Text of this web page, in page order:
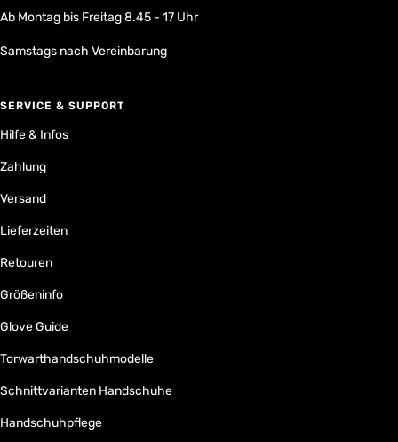
Ab Montag bis Freitag 8.45 - 17 Uhr
Samstags nach Vereinbarung
SERVICE & SUPPORT
Hilfe & Infos
Zahlung
Versand
Lieferzeiten
Retouren
Größeninfo
Glove Guide
Torwarthandschuhmodelle
Schnittvarianten Handschuhe
Handschuhpflege